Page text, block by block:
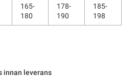
165-
180
178-
190
185-
198
innan leverans